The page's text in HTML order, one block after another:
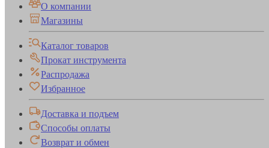
О компании
Магазины
Каталог товаров
Прокат инструмента
Распродажа
Избранное
Доставка и подъем
Способы оплаты
Возврат и обмен